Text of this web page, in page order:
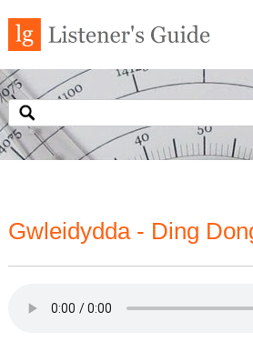
Gwleidydda - Ding